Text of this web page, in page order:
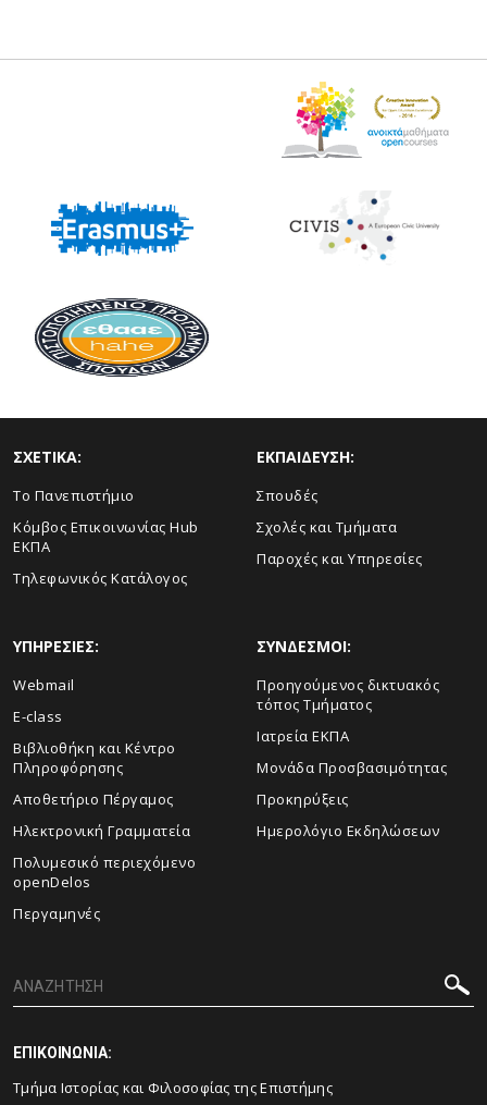
ΣΧΕΤΙΚΑ:
Το Πανεπιστήμιο
Κόμβος Επικοινωνίας Hub
ΕΚΠΑ
Τηλεφωνικός Κατάλογος
ΕΚΠΑΙΔΕΥΣΗ:
Σπουδές
Σχολές και Τμήματα
Παροχές και Υπηρεσίες
ΥΠΗΡΕΣΙΕΣ:
Webmail
E-class
Βιβλιοθήκη και Κέντρο
Πληροφόρησης
Αποθετήριο Πέργαμος
Ηλεκτρονική Γραμματεία
Πολυμεσικό περιεχόμενο
openDelos
Περγαμηνές
ΣΥΝΔΕΣΜΟΙ:
Προηγούμενος δικτυακός
τόπος Τμήματος
Ιατρεία ΕΚΠΑ
Μονάδα Προσβασιμότητας
Προκηρύξεις
Ημερολόγιο Εκδηλώσεων
ΕΠΙΚΟΙΝΩΝΙΑ:
Τμήμα Ιστορίας και Φιλοσοφίας της Επιστήμης